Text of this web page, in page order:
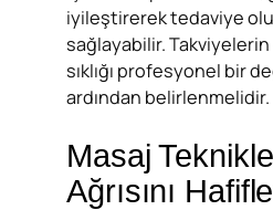
iyileştirerek tedaviye
sağlayabilir. Takviyelerin
sıklığı profesyonel bir
ardından belirlenmelidir.
Masaj
Ağrısını